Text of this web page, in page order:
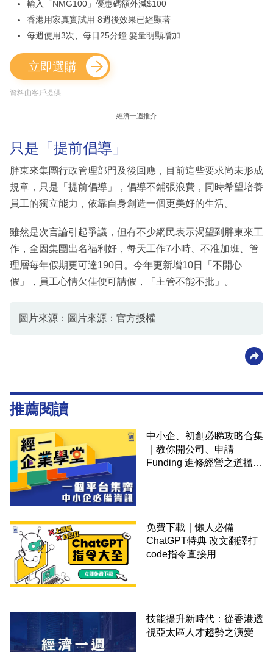
輸入「NMG100」優惠碼額外減$100
香港用家真實試用 8週後效果已經顯著
每週使用3次、每日25分鐘 髮量明顯增加
立即選購
資料由客戶提供
經濟一週推介
只是「提前倡導」
胖東來集團行政管理部門及後回應，目前這些要求尚未形成
規章，只是「提前倡導」，倡導不鋪張浪費，同時希望培養
員工的獨立能力，依靠自身創造一個更美好的生活。
雖然是次言論引起爭議，但有不少網民表示渴望到胖東來工
作，全因集團出名福利好，每天工作7小時、不准加班、管
理層每年假期更可達190日。今年更新增10日「不開心
假」，員工心情欠佳便可請假，「主管不能不批」。
圖片來源：圖片來源：官方授權
推薦閱讀
中小企、初創必睇攻略合集
｜教你開公司、申請
Funding 進修經營之道搵大
免費下載｜懶人必備
ChatGPT特典 改文翻譯打
code指令直接用
技能提升新時代：從香港透
視亞太區人才趨勢之演變